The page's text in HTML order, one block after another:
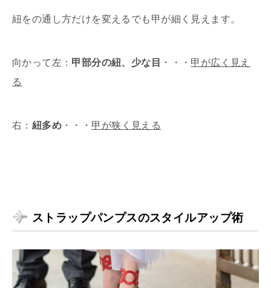
紐をの通し方だけを変えるでも甲が細く見えます。
向かって左： 甲部分の紐、少な目 ・・・ 甲が広く見え
る
右： 紐多め ・・・ 甲が狭く見える
ストラップパンプスのスタイルアップ術